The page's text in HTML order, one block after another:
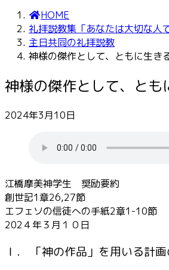
HOME
礼拝説教集「あなたは大切な人
主日共同の礼拝説教
神様の傑作として、ともに生き
神様の傑作として、とも
2024年3月10日
江橋摩美神学生 奨励要約
創世記1章26,27節
エフェソの信徒への手紙2章1-10節
202４年３月１０日
Ⅰ． 「神の作品」を用いる計